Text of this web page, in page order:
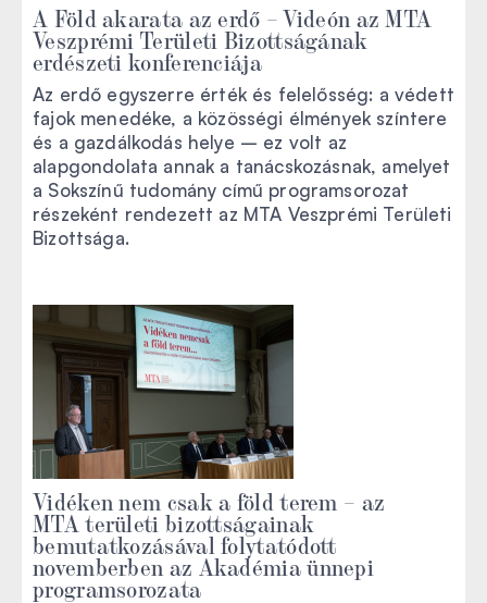
A Föld akarata az erdő – Videón az MTA
Veszprémi Területi Bizottságának
erdészeti konferenciája
Az erdő egyszerre érték és felelősség: a védett
fajok menedéke, a közösségi élmények színtere
és a gazdálkodás helye – ez volt az
alapgondolata annak a tanácskozásnak, amelyet
a Sokszínű tudomány című programsorozat
részeként rendezett az MTA Veszprémi Területi
Bizottsága.
Vidéken nem csak a föld terem – az
MTA területi bizottságainak
bemutatkozásával folytatódott
novemberben az Akadémia ünnepi
programsorozata